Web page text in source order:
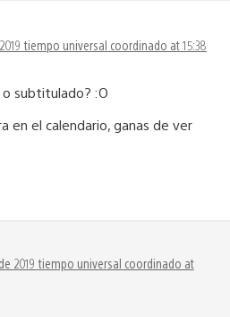
tiempo universal coordinado at 15:38
o subtitulado? :O
en el calendario, ganas de ver
2019 tiempo universal coordinado at